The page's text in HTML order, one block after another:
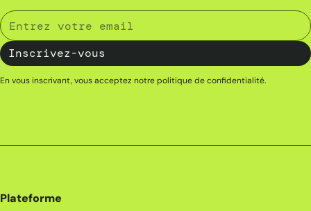
En vous inscrivant, vous acceptez notrepolitique de confidentialité.
Plateforme